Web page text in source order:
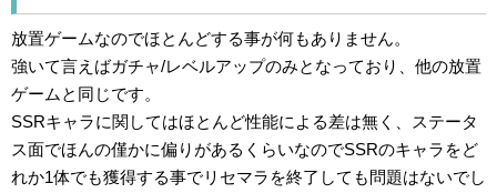
放置ゲームなのでほとんどする事が何もありません。
強いて言えばガチャ/レベルアップのみとなっており、他の放置
ゲームと同じです。
SSRキャラに関してはほとんど性能による差は無く、ステータ
ス面でほんの僅かに偏りがあるくらいなのでSSRのキャラをど
れか1体でも獲得する事でリセマラを終了しても問題はないでし